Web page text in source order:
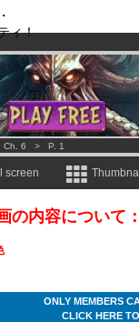
ィ！
& mangas!.
per month !Get membership
Ch. 6 > P. 1
screen
の内容について
ONLY MEMBERS
CLICK HERE